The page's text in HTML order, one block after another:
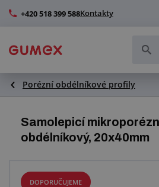
+420 518 399 588Kontakty
Hadice a jejich kompletace
Profily a výroba těsnění
Dopravníkové pásy a montáž
Porézní obdélníkové profily
Samolepicí
obdélníkový, 20x40mm
DOPORUČUJEME